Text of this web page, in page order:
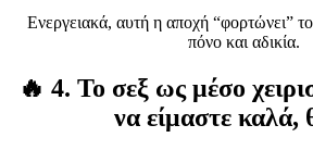
Ενεργειακά, αυτή η αποχή “φορτώνει”
πόνο και αδικία.
🔥 4. Το σεξ ως μέσο
να είμαστε